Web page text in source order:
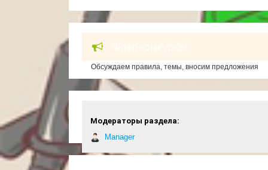
Обсуждаем правила, темы, вносим предложения
Модераторы раздела:
Manager